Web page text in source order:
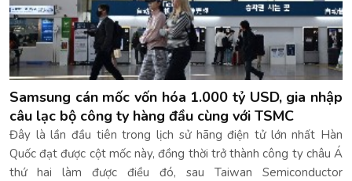
Samsung cán mốc vốn hóa 1.000 tỷ USD, gia nhập
câu lạc bộ công ty hàng đầu cùng với TSMC
Đây là lần đầu tiên trong lịch sử hãng điện tử lớn nhất Hàn
Quốc đạt được cột mốc này, đồng thời trở thành công ty châu Á
thứ hai làm được điều đó, sau Taiwan Semiconductor